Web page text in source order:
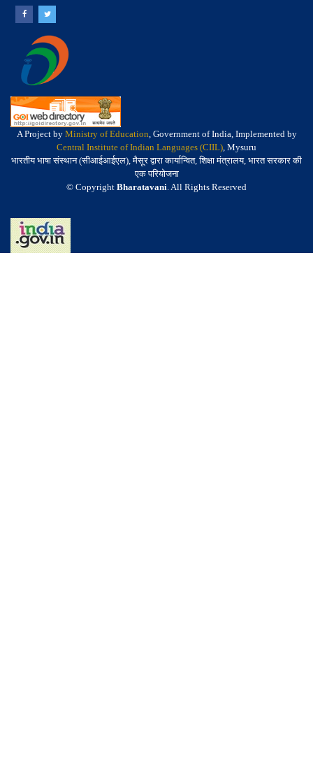
A Project by Ministry of Education, Government of India, Implemented by
Central Institute of Indian Languages (CIIL), Mysuru
भारतीय भाषा संस्थान (सीआईआईएल), मैसूर द्वारा कार्यान्वित, शिक्षा मंत्रालय, भारत सरकार की
एक परियोजना
© Copyright Bharatavani. All Rights Reserved